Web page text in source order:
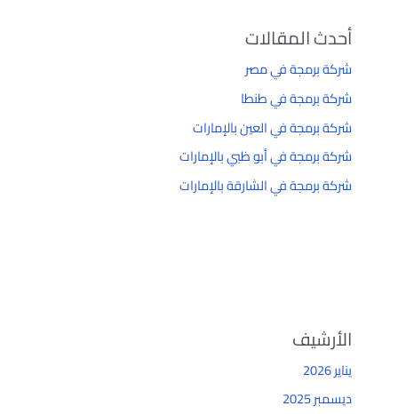
أحدث المقالات
شركة برمجة في مصر
شركة برمجة في طنطا
شركة برمجة في العين بالإمارات
شركة برمجة في أبو ظبي بالإمارات
شركة برمجة في الشارقة بالإمارات
الأرشيف
يناير 2026
ديسمبر 2025